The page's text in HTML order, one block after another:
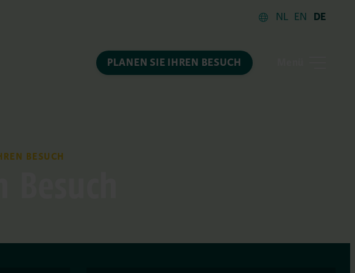
NL EN DE
PLANEN SIE IHREN BESUCH
BESUCH